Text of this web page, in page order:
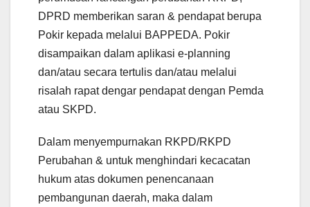
DPRD memberikan saran & pendapat berupa
Pokir kepada melalui BAPPEDA. Pokir
disampaikan dalam aplikasi e-planning
dan/atau secara tertulis dan/atau melalui
risalah rapat dengar pendapat dengan Pemda
atau SKPD.
Dalam menyempurnakan RKPD/RKPD
Perubahan & untuk menghindari kecacatan
hukum atas dokumen penencanaan
pembangunan daerah, maka dalam